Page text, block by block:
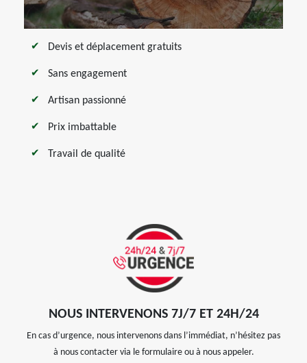
Devis et déplacement gratuits
Sans engagement
Artisan passionné
Prix imbattable
Travail de qualité
NOUS INTERVENONS 7J/7 ET 24H/24
En cas d’urgence, nous intervenons dans l’immédiat, n’hésitez pas
à nous contacter via le formulaire ou à nous appeler.